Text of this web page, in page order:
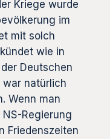
Kriege wurde
im
mit solch
wie in
Deutschen
war natürlich
Wenn man
Regierung
Friedenszeiten